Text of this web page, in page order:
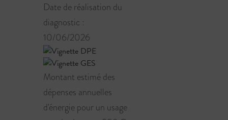
Date de réalisation du
diagnostic :
10/06/2026
Montant estimé des
dépenses annuelles
d'énergie pour un usage